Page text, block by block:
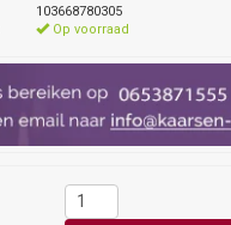
103668780305
Op voorraad